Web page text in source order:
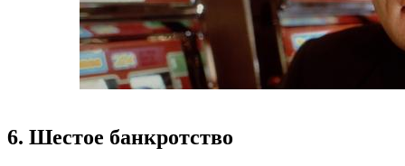
6. Шестое банкротство